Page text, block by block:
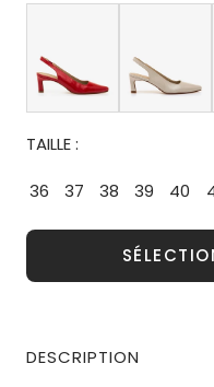
TAILLE :
36 37 38 39 40
DESCRIPTION